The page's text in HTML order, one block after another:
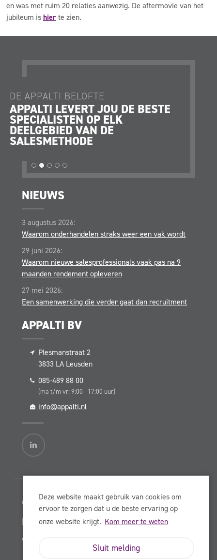
Deze website maakt gebruik van cookies om
ervoor te zorgen dat u de beste ervaring op
onze website krijgt. Kom meer te weten
Sluit melding
en was met ruim 20 relaties aanwezig. De aftermovie van het
jubileum ishierte zien.
DE APPALTI BELOFTE
APPALTI LEVERT JOU DE BESTE
SPECIALISTEN OP ELK
DEELGEBIED VAN DE
SALESMETHODE
NIEUWS
3 augustus 2026:
Waarom onderhandelen straks weer een vak wordt
29 juni 2026:
Waarom nieuwe salesprofessionals vaak pas na 9
maanden rendement opleveren
27 mei 2026:
Een samenwerking die verder gaat dan recruitment
APPALTI BV
Plesmanstraat 2
3833 LA Leusden
085-489 88 00
(ma t/m vr: 9:00 - 17:00 uur)
info@appalti.nl
© Copyright Appalti BV 2026
Privacy Statement
Website: